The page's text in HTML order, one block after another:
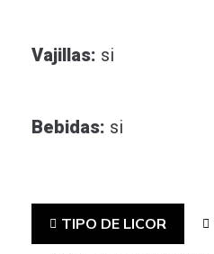
Vajillas: si
Bebidas: si
TIPO DE LICOR